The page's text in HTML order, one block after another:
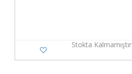
Stokta Kalmamıştır